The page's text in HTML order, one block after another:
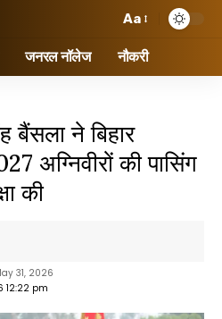
Aa
जनरल नॉलेज नौकरी
ने बिहार
अग्निवीरों की पासिंग
की
12:22 pm
31, 2026